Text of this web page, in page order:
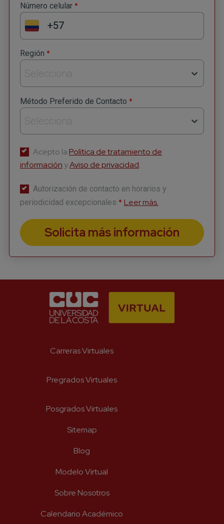
Suscríbete a nuestro
Newsletter
Recibe lo más reciente en tu correo
Apellido *
Número celular *
Número celular *
Región *
Selecciona
Método Preferido de Contacto *
Selecciona
Acepto la Política de tratamiento de
información yAviso de privacidad.
Autorización de contacto en horarios y
periodicidad excepcionales * Leer más.
Solicita más información
Carreras Virtuales
Pregrados Virtuales
Posgrados Virtuales
Sitemap
Blog
Modelo Virtual
Sobre Nosotros
Calendario Académico